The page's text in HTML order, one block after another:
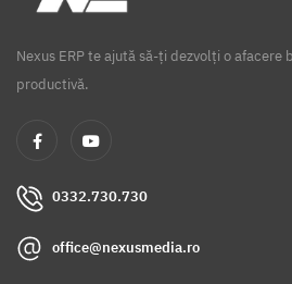
Nexus ERP te ajută să-ți dezvolți o
productivă.
0332.730.730
office@nexusmedia.ro